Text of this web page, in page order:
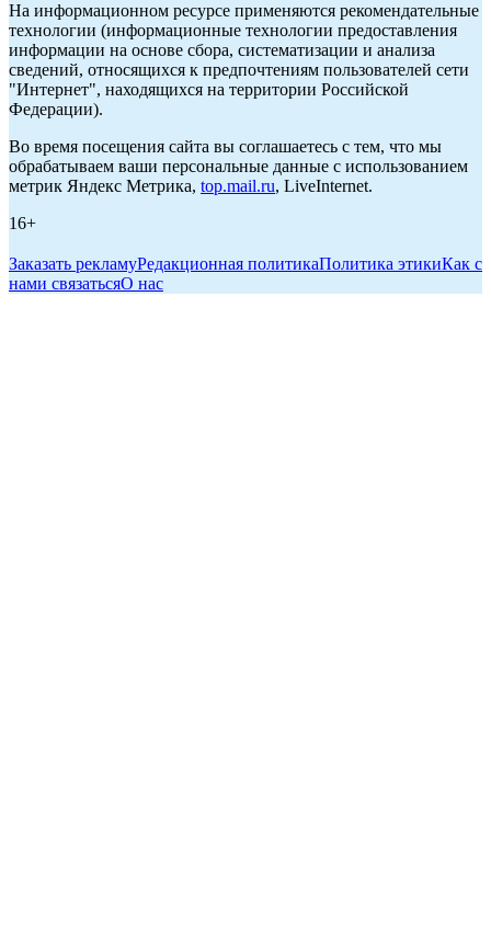
На информационном ресурсе применяются рекомендательные
технологии (информационные технологии предоставления
информации на основе сбора, систематизации и анализа
сведений, относящихся к предпочтениям пользователей сети
"Интернет", находящихся на территории Российской
Федерации).
Во время посещения сайта вы соглашаетесь с тем, что мы
обрабатываем ваши персональные данные с использованием
метрик Яндекс Метрика, top.mail.ru, LiveInternet.
16+
Заказать рекламуРедакционная политикаПолитика этикиКак с
нами связатьсяО нас